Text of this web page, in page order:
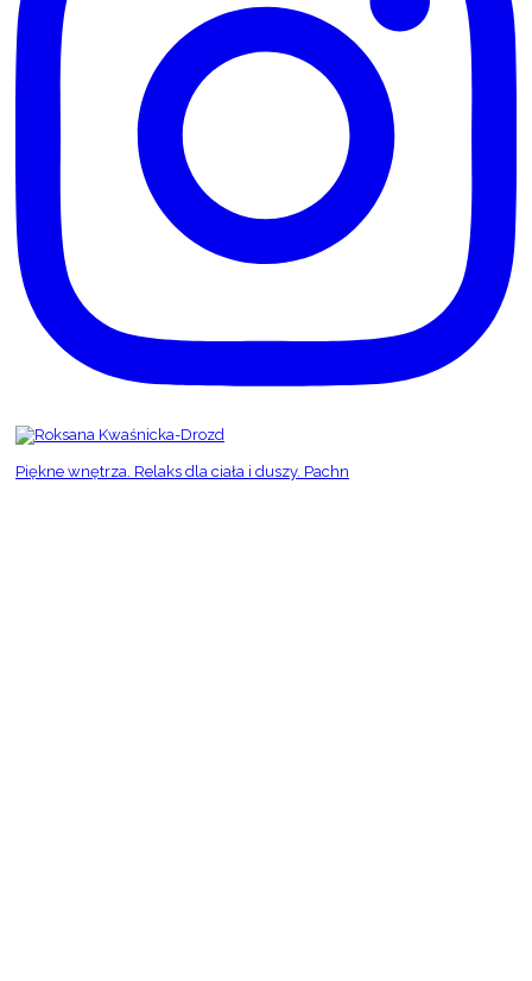
Piękne wnętrza. Relaks dla ciała i duszy. Pachn